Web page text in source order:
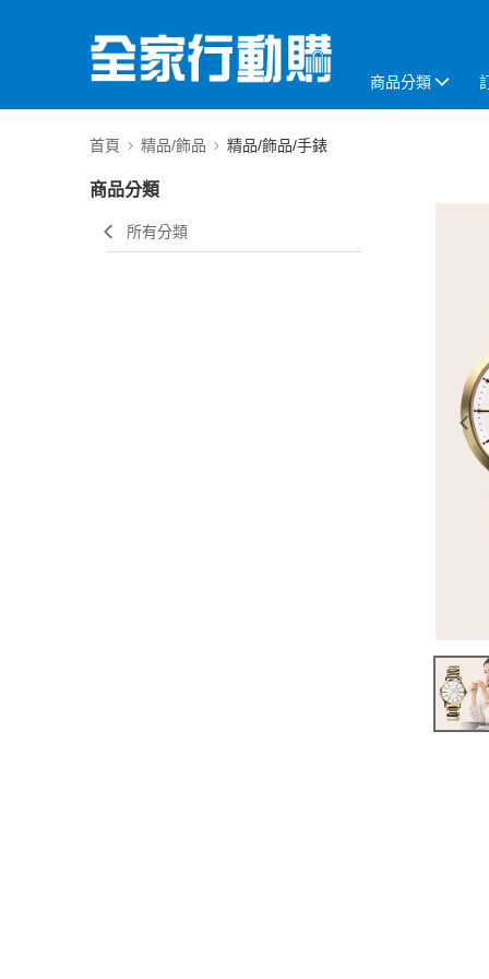
商品分類
首頁 精品/飾品 精品/飾品/手錶
商品分類
所有分類